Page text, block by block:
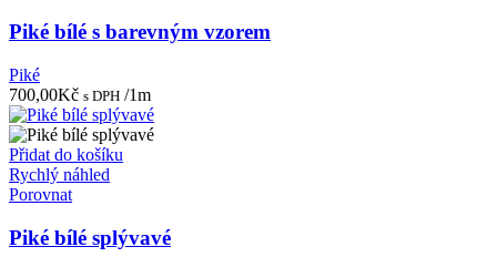
Piké bílé s barevným vzorem
Piké
700,00Kč s DPH /1m
Přidat do košíku
Rychlý náhled
Porovnat
Piké bílé splývavé